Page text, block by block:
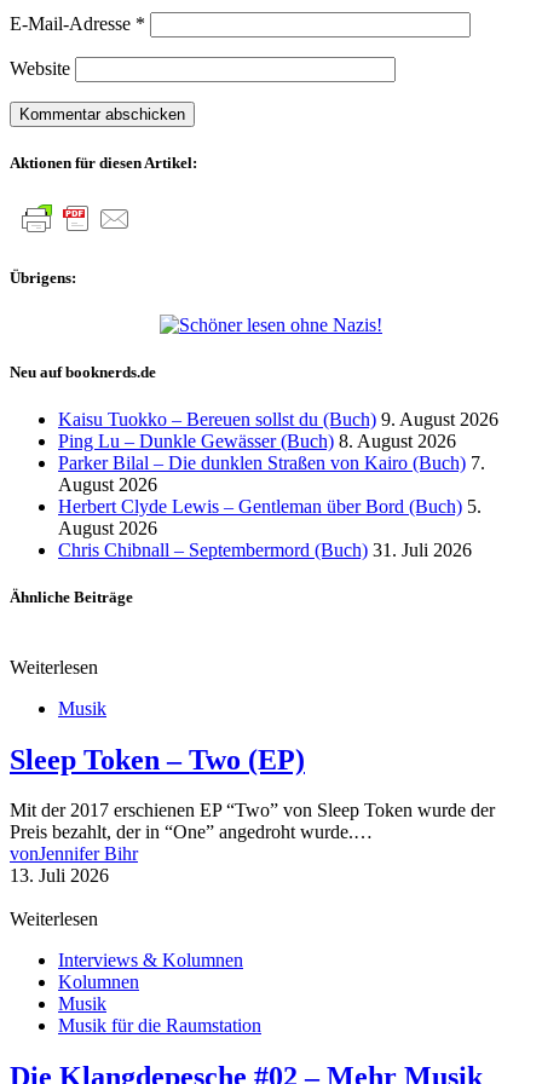
E-Mail-Adresse *
Website
Aktionen für diesen Artikel:
Übrigens:
Neu auf booknerds.de
Kaisu Tuokko – Bereuen sollst du (Buch) 9. August 2026
Ping Lu – Dunkle Gewässer (Buch) 8. August 2026
Parker Bilal – Die dunklen Straßen von Kairo (Buch) 7.
August 2026
Herbert Clyde Lewis – Gentleman über Bord (Buch) 5.
August 2026
Chris Chibnall – Septembermord (Buch) 31. Juli 2026
Ähnliche Beiträge
Weiterlesen
Musik
Sleep Token – Two (EP)
Mit der 2017 erschienen EP “Two” von Sleep Token wurde der
Preis bezahlt, der in “One” angedroht wurde.…
vonJennifer Bihr
13. Juli 2026
Weiterlesen
Interviews & Kolumnen
Kolumnen
Musik
Musik für die Raumstation
Die Klangdepesche #02 – Mehr Musik